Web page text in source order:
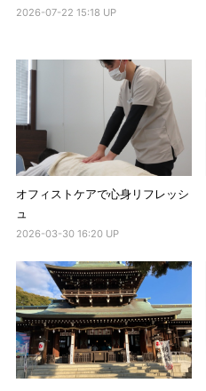
2026-07-22 15:18 UP
オフィストケアで心身リフレッシ
ュ
2026-03-30 16:20 UP